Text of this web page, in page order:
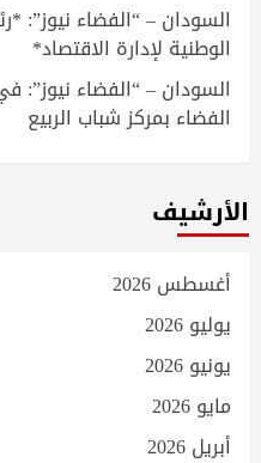
السودان – “الفضاء نيوز”:
الوطنية لإدارة الاقتصاد*
السودان – “الفضاء نيوز”:
الفضاء بمركز شباب الربيع
الأرشيف
أغسطس 2026
يوليو 2026
يونيو 2026
مايو 2026
أبريل 2026